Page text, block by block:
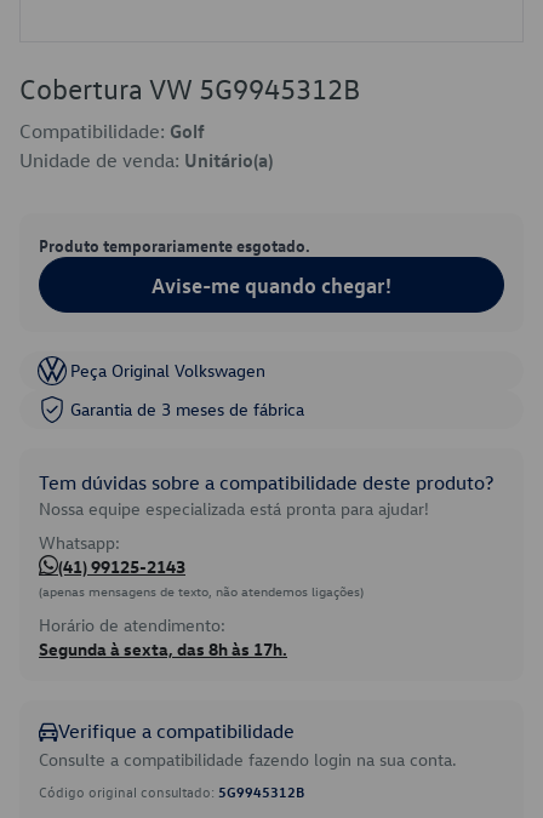
Cobertura VW 5G9945312B
Compatibilidade: Golf
Unidade de venda: Unitário(a)
Produto temporariamente esgotado.
Avise-me quando chegar!
Peça Original Volkswagen
Garantia de 3 meses de fábrica
Tem dúvidas sobre a compatibilidade deste produto?
Nossa equipe especializada está pronta para ajudar!
Whatsapp:
(41) 99125-2143
(apenas mensagens de texto, não atendemos ligações)
Horário de atendimento:
Segunda à sexta, das 8h às 17h.
Verifique a compatibilidade
Consulte a compatibilidade fazendo login na sua conta.
Código original consultado: 5G9945312B